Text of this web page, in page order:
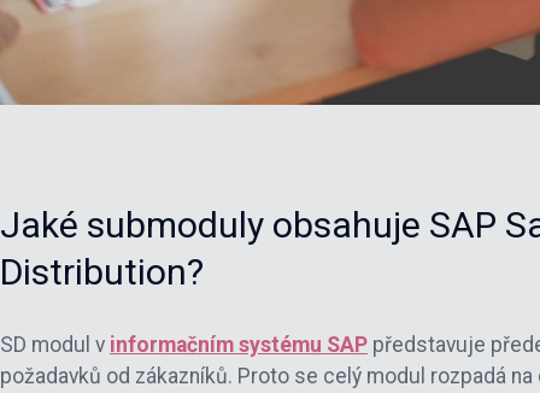
Jaké submoduly obsahuje SAP
Distribution?
SD modul v informačním systému SAP představuje
požadavků od zákazníků. Proto se celý modul rozpadá